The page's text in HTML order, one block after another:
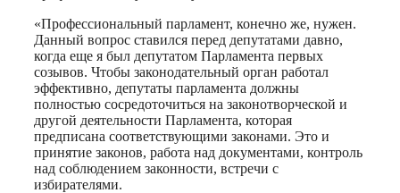
«Профессиональный парламент, конечно же, нужен.
Данный вопрос ставился перед депутатами давно,
когда еще я был депутатом Парламента первых
созывов. Чтобы законодательный орган работал
эффективно, депутаты парламента должны
полностью сосредоточиться на законотворческой и
другой деятельности Парламента, которая
предписана соответствующими законами. Это и
принятие законов, работа над документами, контроль
над соблюдением законности, встречи с
избирателями.